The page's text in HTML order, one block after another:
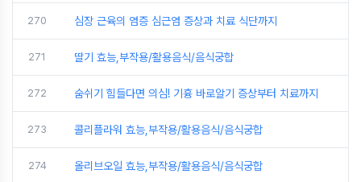
270 심장 근육의 염증 심근염 증상과 치료 식단까지
271 딸기 효능,부작용/활용음식/음식궁합
272 숨쉬기 힘들다면 의심! 기흉 바로알기 증상부터 치료까지
273 콜리플라워 효능,부작용/활용음식/음식궁합
274 올리브오일 효능,부작용/활용음식/음식궁합